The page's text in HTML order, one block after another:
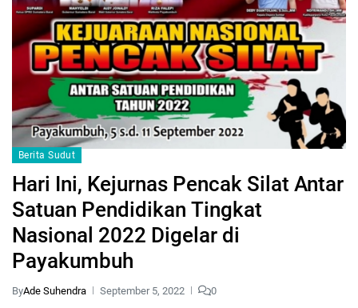
Berita Sudut
Hari Ini, Kejurnas Pencak Silat Antar
Satuan Pendidikan Tingkat
Nasional 2022 Digelar di
Payakumbuh
ByAde Suhendra September 5, 2022 0